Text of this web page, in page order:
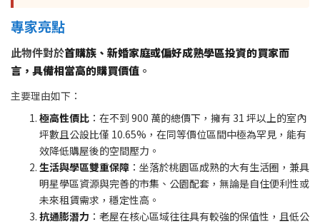
專家亮點
此物件對於首購族、新婚家庭或偏好成熟學區投資的買家而
言，具備相當高的購買價值 。
主要理由如下：
極高性價比 ：在不到 900 萬的總價下，擁有 31 坪以上的室內
坪數且公設比僅 10.65%，在同等價位區間中極為罕見，能有
效降低購屋後的空間壓力。
生活與學區雙重保障 ：坐落於桃園區成熟的大有生活圈，兼具
明星學區資源與完善的市集、公園配套，無論是自住便利性或
未來租賃需求，穩定性高。
抗通膨潛力 ：老屋在核心區域往往具有較強的保值性，且低公